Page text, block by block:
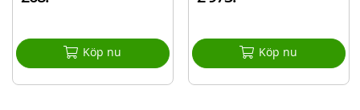
Rek.ålder: från 3 år
OBS: Traktorn får inte användas i trafik och ska användas under
övervakning.
Mer
Köp nu Köp nu